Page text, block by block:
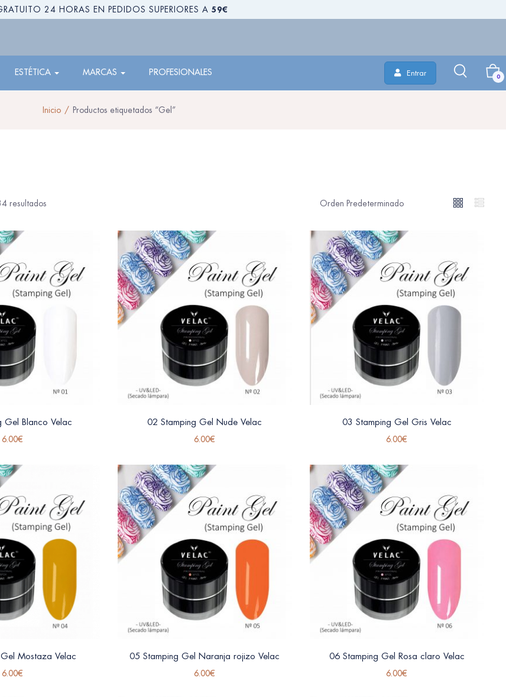
24 HORAS EN PEDIDOS SUPERIORES A 59€
ESTÉTICA MARCAS PROFESIONALES Entrar 0
Inicio Productos etiquetados “Gel”
resultados
Gel Blanco Velac
6.00€
02 Stamping Gel Nude Velac
6.00€
03 Stamping Gel Gris Velac
6.00€
Mostaza Velac
6.00€
05 Stamping Gel Naranja rojizo Velac
6.00€
06 Stamping Gel Rosa claro Velac
6.00€